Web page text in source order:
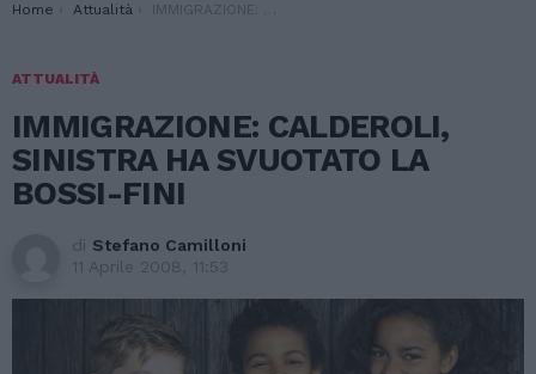
You are here:
Home Attualità IMMIGRAZIONE: CALDEROLI, SINISTRA HA SVUOTATO LA BOSSI-FINI
ATTUALITÀ
IMMIGRAZIONE: CALDEROLI,
SINISTRA HA SVUOTATO LA
BOSSI-FINI
di Stefano Camilloni
11 Aprile 2008, 11:53